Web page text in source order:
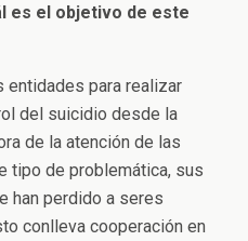
es el objetivo de este
para realizar
del suicidio desde la
de la atención de las
tipo de problemática, sus
han perdido a seres
conlleva cooperación en